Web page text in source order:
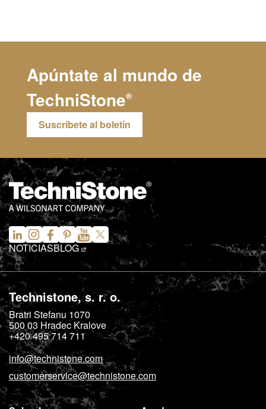
Apúntate al mundo de
TechniStone®
Suscríbete al boletín
NOTICIASBLOG
Technistone, s. r. o.
Bratri Stefanu 1070
500 03 Hradec Kralove
+420 495 714 711
info@technistone.com
customerservice@technistone.com